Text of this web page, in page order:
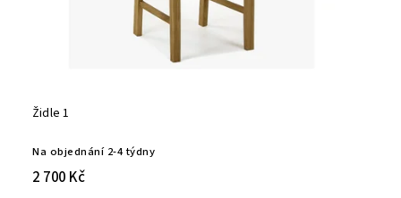
Židle 1
Na objednání 2-4 týdny
2 700 Kč